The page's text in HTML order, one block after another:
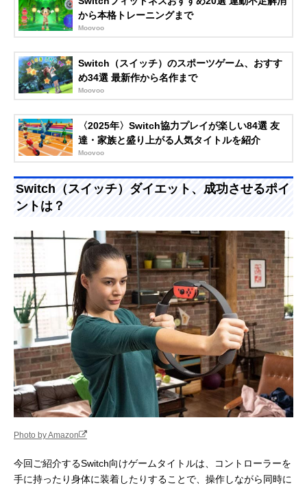
から本格トレーニングまで
Moovoo
Switch（スイッチ）のスポーツゲーム、おすす
め34選 最新作から名作まで
Moovoo
〈2025年〉Switch協力プレイが楽しい84選 友
達・家族と盛り上がる人気タイトルを紹介
Moovoo
Switch（スイッチ）ダイエット、成功させるポイ
ントは？
Photo by Amazon
今回ご紹介するSwitch向けゲームタイトルは、コントローラーを
手に持ったり身体に装着したりすることで、操作しながら同時に